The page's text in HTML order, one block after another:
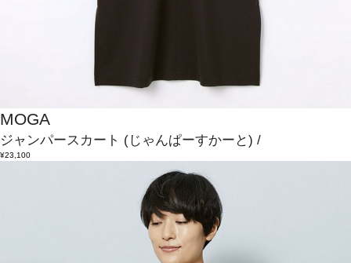
MOGA
ジャンパースカート (じゃんぱーすかーと) /
¥23,100